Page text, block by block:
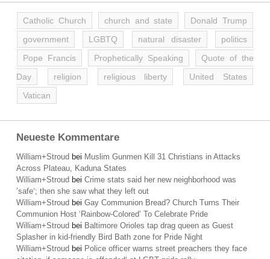
Catholic Church church and state
Donald Trump
government
LGBTQ natural disaster
politics
Pope Francis
Prophetically Speaking
Quote of the
Day
religion religious liberty
United States
Vatican
Neueste Kommentare
William+Stroud bei Muslim Gunmen Kill 31 Christians in Attacks
Across Plateau, Kaduna States
William+Stroud bei Crime stats said her new neighborhood was
’safe‘; then she saw what they left out
William+Stroud bei Gay Communion Bread? Church Turns Their
Communion Host ‘Rainbow-Colored’ To Celebrate Pride
William+Stroud bei Baltimore Orioles tap drag queen as Guest
Splasher in kid-friendly Bird Bath zone for Pride Night
William+Stroud bei Police officer warns street preachers they face